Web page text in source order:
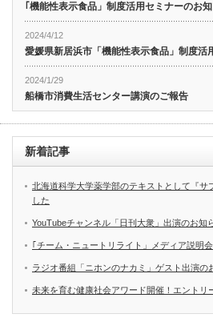
｢機能性表示食品」制度活用セミナーのお
2024/4/12
愛媛県新居浜市「機能性表示食品」制度活
2024/1/29
船橋市消費生活センター講演のご報告
新着記事
北海道科学大学薬学部のテキストとして『サ
した
YouTubeチャンネル「日刊大衆」出演のお知
｢チーム・ニュートリライト」メディア説明
ラジオ番組「ニホンのナカミ」ゲスト出演の
未来を育む健康社会アワード開催！エントリ